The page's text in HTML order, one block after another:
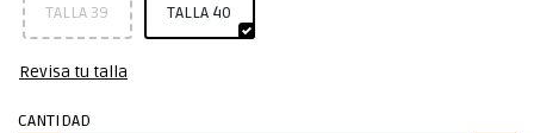
TALLA 39 TALLA 40
Revisa tu talla
CANTIDAD